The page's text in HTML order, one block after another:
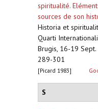
spiritualité.
sources de son
Historia et
Quarti
Brugis, 16-19
289-301
[Picard 1983]
S